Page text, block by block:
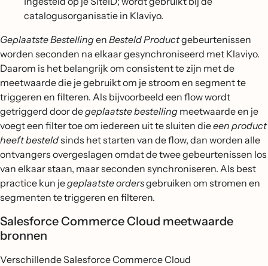
catalogusorganisatie in Klaviyo.
Geplaatste Bestellingen Besteld Productgebeurtenissen
worden seconden na elkaar gesynchroniseerd met Klaviyo.
Daarom is het belangrijk om consistent te zijn met de
meetwaarde die je gebruikt om je stroom en segment te
triggeren en filteren. Als bijvoorbeeld een flow wordt
getriggerd door degeplaatste bestelling meetwaarde en je
voegt een filter toe om iedereen uit te sluiten dieeen product
heeft besteldsinds het starten van de flow, dan worden alle
ontvangers overgeslagen omdat de twee gebeurtenissen los
van elkaar staan, maar seconden synchroniseren. Als best
practice kun jegeplaatste ordersgebruiken om stromen en
segmenten te triggeren en filteren.
Salesforce Commerce Cloud meetwaarde
bronnen
Verschillende Salesforce Commerce Cloud